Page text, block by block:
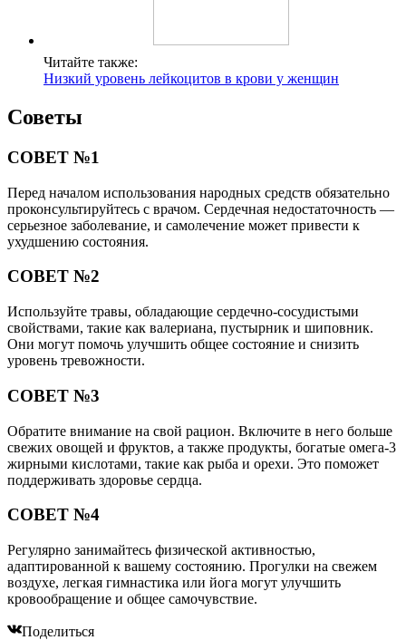
Читайте также:
Низкий уровень лейкоцитов в крови у женщин
Советы
СОВЕТ №1
Перед началом использования народных средств обязательно
проконсультируйтесь с врачом. Сердечная недостаточность —
серьезное заболевание, и самолечение может привести к
ухудшению состояния.
СОВЕТ №2
Используйте травы, обладающие сердечно-сосудистыми
свойствами, такие как валериана, пустырник и шиповник.
Они могут помочь улучшить общее состояние и снизить
уровень тревожности.
СОВЕТ №3
Обратите внимание на свой рацион. Включите в него больше
свежих овощей и фруктов, а также продукты, богатые омега-3
жирными кислотами, такие как рыба и орехи. Это поможет
поддерживать здоровье сердца.
СОВЕТ №4
Регулярно занимайтесь физической активностью,
адаптированной к вашему состоянию. Прогулки на свежем
воздухе, легкая гимнастика или йога могут улучшить
кровообращение и общее самочувствие.
Поделиться